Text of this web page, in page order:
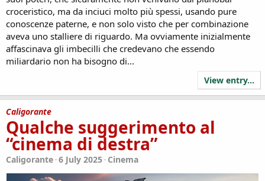
croceristico, ma da inciuci molto più spessi, usando pure
conoscenze paterne, e non solo visto che per combinazione
aveva uno stalliere di riguardo. Ma ovviamente inizialmente
affascinava gli imbecilli che credevano che essendo
miliardario non ha bisogno di...
View entry...
Caligorante
Qualche suggerimento al
“cinema di destra”
Caligorante 6 July 2025 Cinema